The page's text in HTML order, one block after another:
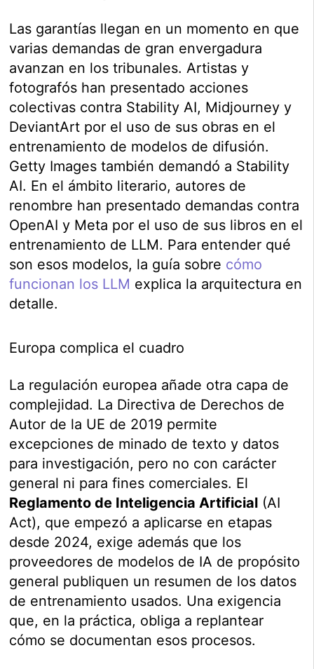
Las garantías llegan en un momento en que
varias demandas de gran envergadura
avanzan en los tribunales. Artistas y
fotografós han presentado acciones
colectivas contra Stability AI, Midjourney y
DeviantArt por el uso de sus obras en el
entrenamiento de modelos de difusión.
Getty Images también demandó a Stability
AI. En el ámbito literario, autores de
renombre han presentado demandas contra
OpenAI y Meta por el uso de sus libros en el
entrenamiento de LLM. Para entender qué
son esos modelos, la guía sobre cómo
funcionan los LLM explica la arquitectura en
detalle.
Europa complica el cuadro
La regulación europea añade otra capa de
complejidad. La Directiva de Derechos de
Autor de la UE de 2019 permite
excepciones de minado de texto y datos
para investigación, pero no con carácter
general ni para fines comerciales. El
Reglamento de Inteligencia Artificial (AI
Act), que empezó a aplicarse en etapas
desde 2024, exige además que los
proveedores de modelos de IA de propósito
general publiquen un resumen de los datos
de entrenamiento usados. Una exigencia
que, en la práctica, obliga a replantear
cómo se documentan esos procesos.